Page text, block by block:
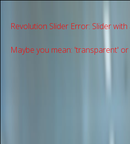
Revolution Slider Error: Slider with
Maybe you mean: 'transparent'